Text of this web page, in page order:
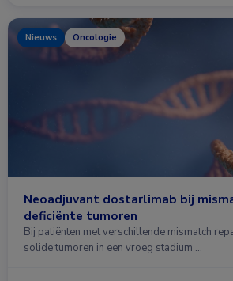
Nieuws Oncologie
Neoadjuvant dostarlimab bij
deficiënte tumoren
Bij patiënten met verschillende mismatch
solide tumoren in een vroeg stadium …